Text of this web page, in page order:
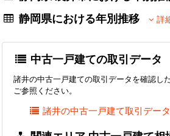
静岡県における年別推移 詳
中古一戸建ての取引データ
諸井の中古一戸建ての取引データを確認し
ご参照ください。
諸井の中古一戸建て取引デー